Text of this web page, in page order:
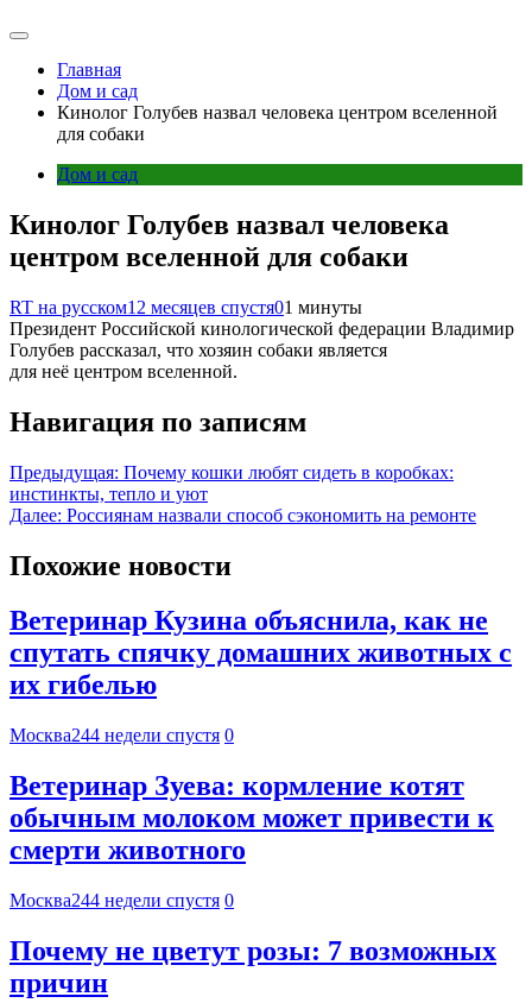
Главная
Дом и сад
Кинолог Голубев назвал человека центром вселенной
для собаки
Дом и сад
Кинолог Голубев назвал человека
центром вселенной для собаки
RT на русском12 месяцев спустя01 минуты
Президент Российской кинологической федерации Владимир
Голубев рассказал, что хозяин собаки является
для неё центром вселенной.
Навигация по записям
Предыдущая: Почему кошки любят сидеть в коробках:
инстинкты, тепло и уют
Далее: Россиянам назвали способ сэкономить на ремонте
Похожие новости
Ветеринар Кузина объяснила, как не
спутать спячку домашних животных с
их гибелью
Москва244 недели спустя 0
Ветеринар Зуева: кормление котят
обычным молоком может привести к
смерти животного
Москва244 недели спустя 0
Почему не цветут розы: 7 возможных
причин